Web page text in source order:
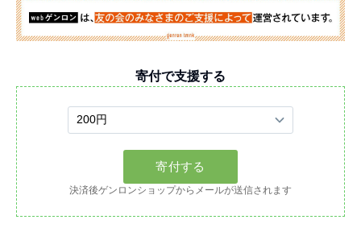
寄付で支援する
決済後ゲンロンショップからメールが送信されます